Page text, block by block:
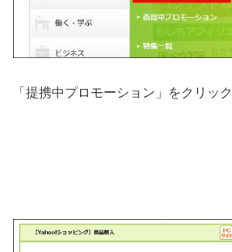
「提携中プロモーション」をクリック